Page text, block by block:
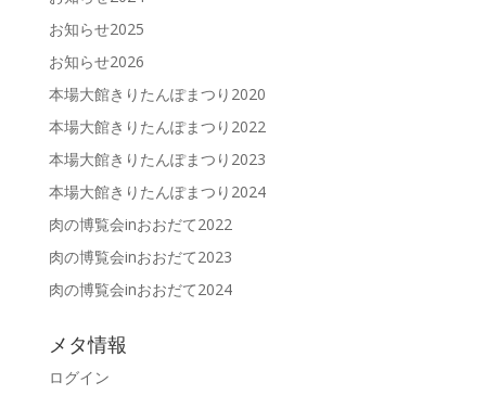
お知らせ2025
お知らせ2026
本場大館きりたんぽまつり2020
本場大館きりたんぽまつり2022
本場大館きりたんぽまつり2023
本場大館きりたんぽまつり2024
肉の博覧会inおおだて2022
肉の博覧会inおおだて2023
肉の博覧会inおおだて2024
メタ情報
ログイン